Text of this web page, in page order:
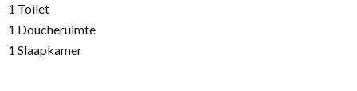
1 Toilet
1 Doucheruimte
1 Slaapkamer